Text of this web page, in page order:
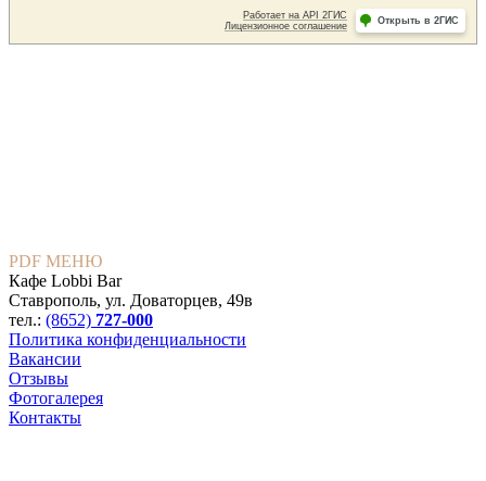
PDF МЕНЮ
Кафе Lobbi Bar
Ставрополь, ул. Доваторцев, 49в
тел.: (8652) 727-000
Политика конфиденциальности
Вакансии
Отзывы
Фотогалерея
Контакты